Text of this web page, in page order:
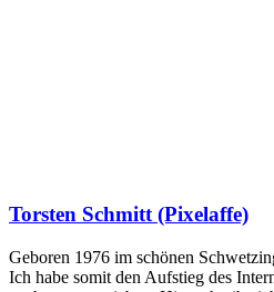
Torsten Schmitt (Pixelaffe)
Geboren 1976 im schönen
Ich habe somit den Aufstieg des